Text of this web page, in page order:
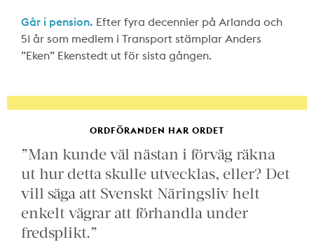
Går i pension. Efter fyra decennier på Arlanda och
51 år som medlem i Transport stämplar Anders
”Eken” Ekenstedt ut för sista gången.
ORDFÖRANDEN HAR ORDET
”Man kunde väl nästan i förväg räkna
ut hur detta skulle utvecklas, eller? Det
vill säga att Svenskt Näringsliv helt
enkelt vägrar att förhandla under
fredsplikt.”